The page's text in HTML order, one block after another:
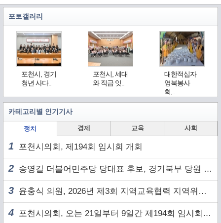
포토갤러리
포천시, 경기
청년 사다..
포천시, 세대
와 직급 잇..
대한적십자
영북봉사
회,..
카테고리별 인기기사
정치 경제 교육 사회
1 포천시의회, 제194회 임시회 개회
2 송영길 더불어민주당 당대표 후보, 경기북부 당원 및 2030 세대와 ‘소통 행보’
3 윤충식 의원, 2026년 제3회 지역교육협력 지역위원회 주재
4 포천시의회, 오는 21일부터 9일간 제194회 임시회 개회